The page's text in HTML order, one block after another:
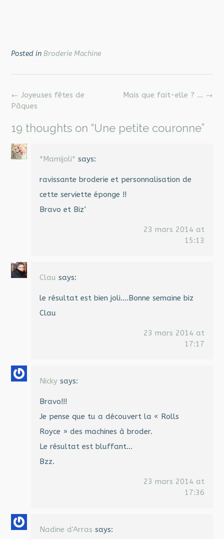
Posted in Broderie Machine
Post
navigation
Mais que fait-elle ? … →
← Joyeuses fêtes de
Pâques
19 thoughts on “Une petite couronne”
*Mamijoli* says:
ravissante broderie et personnalisation de
cette serviette éponge !!
Bravo et Biz’
23 mars 2014 at
15:13
Clau says:
le résultat est bien joli….Bonne semaine biz
Clau
23 mars 2014 at
17:17
Nicky says:
Bravo!!!
Je pense que tu a découvert la « Rolls
Royce » des machines à broder.
Le résultat est bluffant…
Bzz.
23 mars 2014 at
17:36
Nadine d'Arras says: